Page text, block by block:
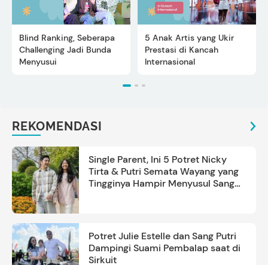
Blind Ranking, Seberapa
Challenging Jadi Bunda
Menyusui
5 Anak Artis yang Ukir
Prestasi di Kancah
Internasional
REKOMENDASI
Single Parent, Ini 5 Potret Nicky
Tirta & Putri Semata Wayang yang
Tingginya Hampir Menyusul Sang
Potret Julie Estelle dan Sang Putri
Dampingi Suami Pembalap saat di
Sirkuit